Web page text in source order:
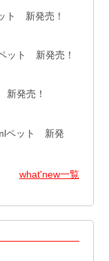
ト 新発売！
ット 新発売！
発売！
ペット 新発
what'new一覧